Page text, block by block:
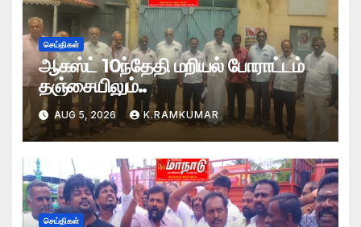
செய்திகள்
ஆகஸ்ட் 10ந்தேதி மறியல் போராட்டம்
தஞ்சையிலும்..
AUG 5, 2026 K.RAMKUMAR
செய்திகள்